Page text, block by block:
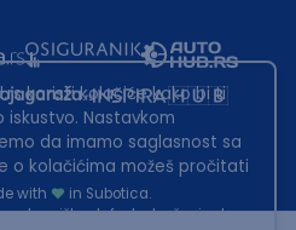
with
in Subotica.
u vlasništvu Infostud rešenja d.o.o.
koristi kolačiće kako bi ti
iskustvo. Nastavkom
da imamo saglasnost sa
o kolačićima možeš pročitati